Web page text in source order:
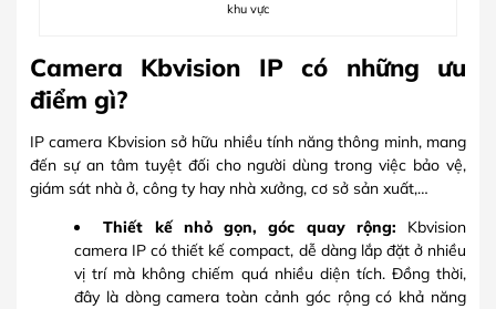
khu vực
Camera Kbvision IP có những ưu
điểm gì?
IP camera Kbvision sở hữu nhiều tính năng thông minh, mang
đến sự an tâm tuyệt đối cho người dùng trong việc bảo vệ,
giám sát nhà ở, công ty hay nhà xưởng, cơ sở sản xuất,…
Thiết kế nhỏ gọn, góc quay rộng: Kbvision
camera IP có thiết kế compact, dễ dàng lắp đặt ở nhiều
vị trí mà không chiếm quá nhiều diện tích. Đồng thời,
đây là dòng camera toàn cảnh góc rộng có khả năng